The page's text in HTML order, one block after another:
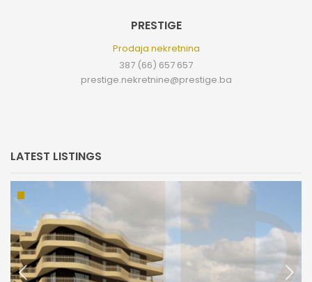
PRESTIGE
Prodaja nekretnina
387 (66) 657 657
prestige.nekretnine@prestige.ba
LATEST LISTINGS